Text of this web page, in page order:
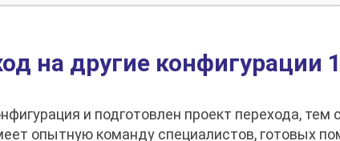
на другие конфигурации
и подготовлен проект перехода, тем
опытную команду специалистов, готовых